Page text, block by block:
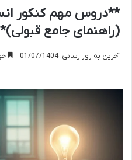
**دروس مهم کنکور
(راهنمای جامع
آخرین به روز رسانی: 01/07/1404